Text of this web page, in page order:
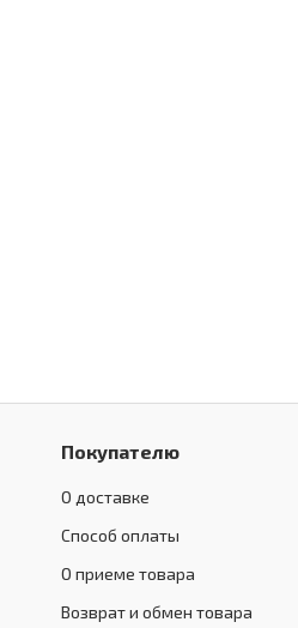
Покупателю
О доставке
Способ оплаты
О приеме товара
Возврат и обмен товара